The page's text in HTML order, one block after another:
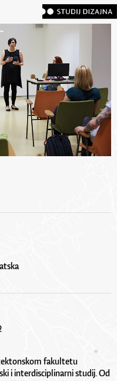
fakultetu
i interdisciplinarni studij. Od